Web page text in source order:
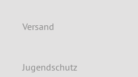
Versand
Jugendschutz